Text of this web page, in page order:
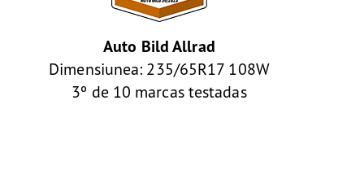
Auto Bild Allrad
Dimensiunea: 235/65R17 108W
3º de 10 marcas testadas